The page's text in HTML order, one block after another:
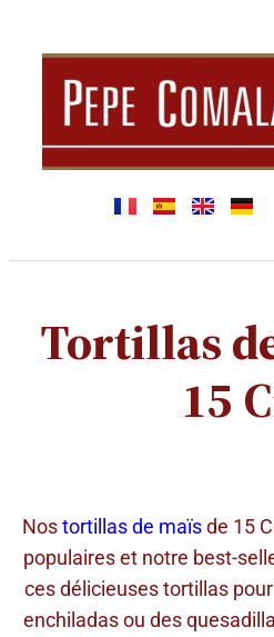
Tortillas
15
Nostortillas de maïsde 15
populaires et notre best-
ces délicieuses tortillas
enchiladas ou des